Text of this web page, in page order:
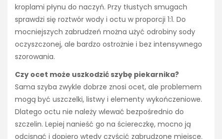
kroplami płynu do naczyń. Przy tłustych smugach
sprawdzi się roztwór wody i octu w proporcji 1:1. Do
mocniejszych zabrudzeń można użyć odrobiny sody
oczyszczonej, ale bardzo ostrożnie i bez intensywnego
szorowania.
Czy ocet może uszkodzić szybę piekarnika?
Sama szyba zwykle dobrze znosi ocet, ale problemem
mogą być uszczelki, listwy i elementy wykończeniowe.
Dlatego octu nie należy wlewać bezpośrednio do
szczelin. Lepiej nanieść go na ściereczkę, mocno ją
odcisnąć i dopiero wtedy czyścić zabrudzone miejsce.